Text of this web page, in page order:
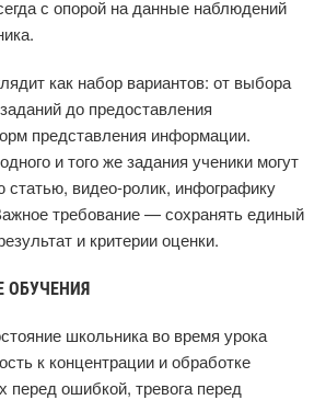
с опорой на данные наблюдений
как набор вариантов: от выбора
до предоставления
представления информации.
и того же задания ученики могут
статью, видео-ролик, инфографику
требование — сохранять единый
и критерии оценки.
ОБУЧЕНИЯ
школьника во время урока
к концентрации и обработке
ошибкой, тревога перед